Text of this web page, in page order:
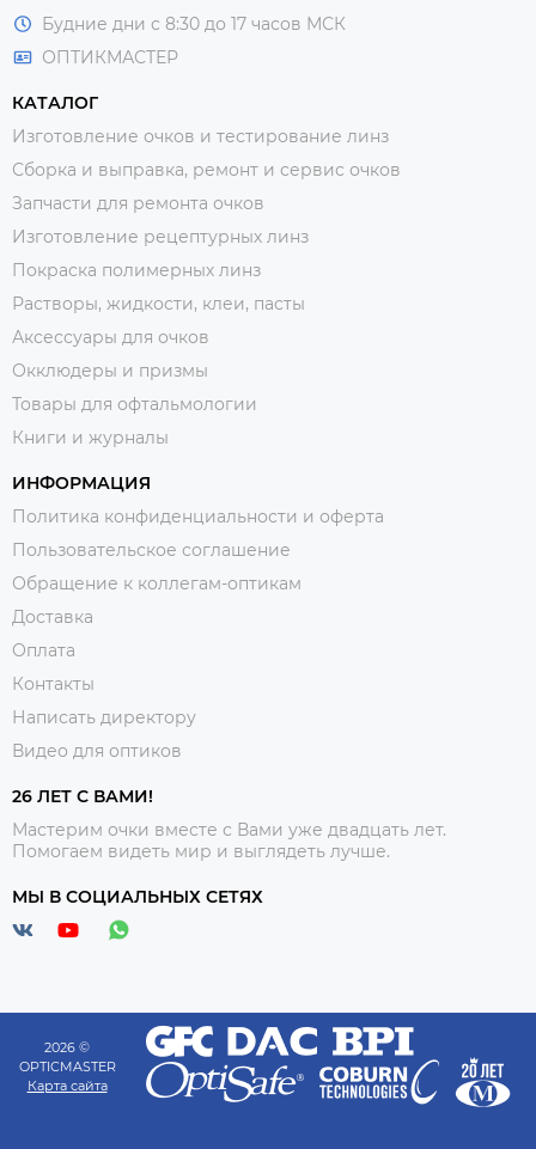
Будние дни с 8:30 до 17 часов МСК
ОПТИКМАСТЕР
КАТАЛОГ
Изготовление очков и тестирование линз
Сборка и выправка, ремонт и сервис очков
Запчасти для ремонта очков
Изготовление рецептурных линз
Покраска полимерных линз
Растворы, жидкости, клеи, пасты
Аксессуары для очков
Окклюдеры и призмы
Товары для офтальмологии
Книги и журналы
ИНФОРМАЦИЯ
Политика конфиденциальности и оферта
Пользовательское соглашение
Обращение к коллегам-оптикам
Доставка
Оплата
Контакты
Написать директору
Видео для оптиков
26 ЛЕТ С ВАМИ!
Мастерим очки вместе с Вами уже двадцать лет.
Помогаем видеть мир и выглядеть лучше.
МЫ В СОЦИАЛЬНЫХ СЕТЯХ
2026 ©
OPTICMASTER
Карта сайта